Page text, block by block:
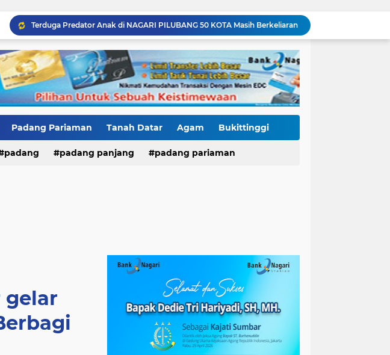
Terduga Predator Anak di NAGARI PILUBANG 50 KOTA Masih Berkeliaran
Mendedikasikan Kasih, Menguatkan Negeri: Ditlantas Polda Sumbar Apresiasi Peran Dharma Wanita sebagai Pilar Pengabdian
Polantas Karib Tidak Hanya Atur Jalan, Ditlantas Polda Sumbar Hadir Menyentuh Denyut Ekonomi Rakyat
Baru Mendarat di Padang, Zigo Rolanda Langsung Nyemplung ke Lokasi Banjir Dampingi Fadly Amran Evakuasi Warga
Diduga Ada Proyek "Ghaib" SPAM di Sumbar, Kemen PU dan Hutama Karya Disorot
Jaga Stamina, Perkuat Soliditas! Dirlantas Polda Sumbar Genjot Pembinaan Personel Demi Pelayanan yang Lebih Responsif
Padang Pariaman Tanah Datar Agam Bukittinggi
padang padang panjang padang pariaman
gelar